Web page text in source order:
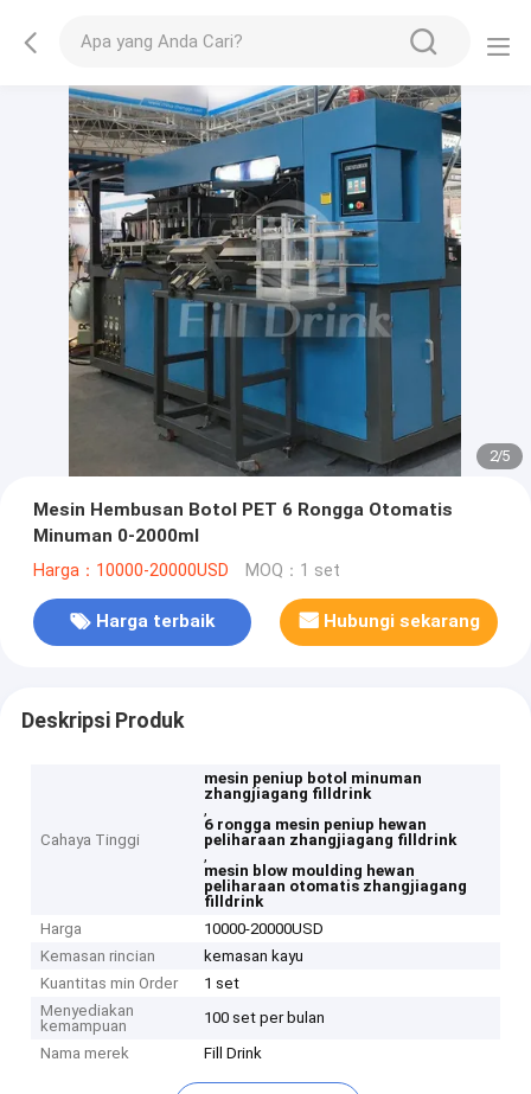
2/5
Mesin Hembusan Botol PET 6 Rongga Otomatis
Minuman 0-2000ml
Harga：10000-20000USD MOQ：1 set
Harga terbaik Hubungi sekarang
Deskripsi Produk
Cahaya Tinggi
mesin peniup botol minuman
zhangjiagang filldrink
,
6 rongga mesin peniup hewan
peliharaan zhangjiagang filldrink
,
mesin blow moulding hewan
peliharaan otomatis zhangjiagang
filldrink
Harga
10000-20000USD
Kemasan rincian
kemasan kayu
Kuantitas min Order
1 set
Menyediakan
kemampuan
100 set per bulan
Nama merek
Fill Drink